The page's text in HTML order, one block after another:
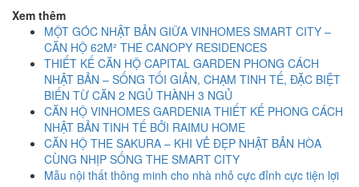
Xem thêm
MỘT GÓC NHẬT BẢN GIỮA VINHOMES SMART CITY –
CĂN HỘ 62M² THE CANOPY RESIDENCES
THIẾT KẾ CĂN HỘ CAPITAL GARDEN PHONG CÁCH
NHẬT BẢN – SỐNG TỐI GIẢN, CHẠM TINH TẾ, ĐẶC BIỆT
BIẾN TỪ CĂN 2 NGỦ THÀNH 3 NGỦ
CĂN HỘ VINHOMES GARDENIA THIẾT KẾ PHONG CÁCH
NHẬT BẢN TINH TẾ BỞI RAIMU HOME
CĂN HỘ THE SAKURA – KHI VẺ ĐẸP NHẬT BẢN HÒA
CÙNG NHỊP SỐNG THE SMART CITY
Mẫu nội thất thông minh cho nhà nhỏ cực đỉnh cực tiện lợi